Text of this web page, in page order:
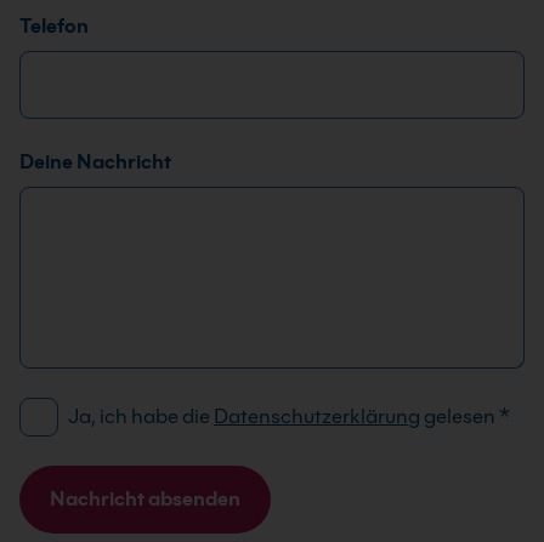
O
v
e
d
n
E
-
Telefon
Deine Nachricht
D
S
G
V
O
Ja, ich habe die Datenschutzerklärung gelesen *
Nachricht absenden